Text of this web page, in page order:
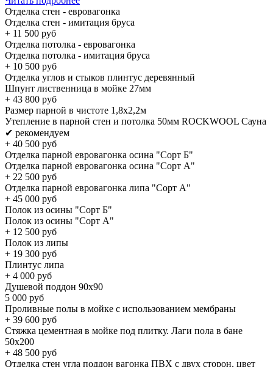
Отделка стен - евровагонка
Отделка стен - имитация бруса
+ 11 500 руб
Отделка потолка - евровагонка
Отделка потолка - имитация бруса
+ 10 500 руб
Отделка углов и стыков плинтус деревянный
Шпунт лиственница в мойке 27мм
+ 43 800 руб
Размер парной в чистоте 1,8х2,2м
Утепление в парной стен и потолка 50мм ROCKWOOL Сауна
✔ рекомендуем
+ 40 500 руб
Отделка парной евровагонка осина "Сорт Б"
Отделка парной евровагонка осина "Сорт А"
+ 22 500 руб
Отделка парной евровагонка липа "Сорт А"
+ 45 000 руб
Полок из осины "Cорт Б"
Полок из осины "Cорт А"
+ 12 500 руб
Полок из липы
+ 19 300 руб
Плинтус липа
+ 4 000 руб
Душевой поддон 90х90
5 000 руб
Проливные полы в мойке с использованием мембраны
+ 39 600 руб
Стяжка цементная в мойке под плитку. Лаги пола в бане
50x200
+ 48 500 руб
Отделка стен угла поддон вагонка ПВХ с двух сторон, цвет